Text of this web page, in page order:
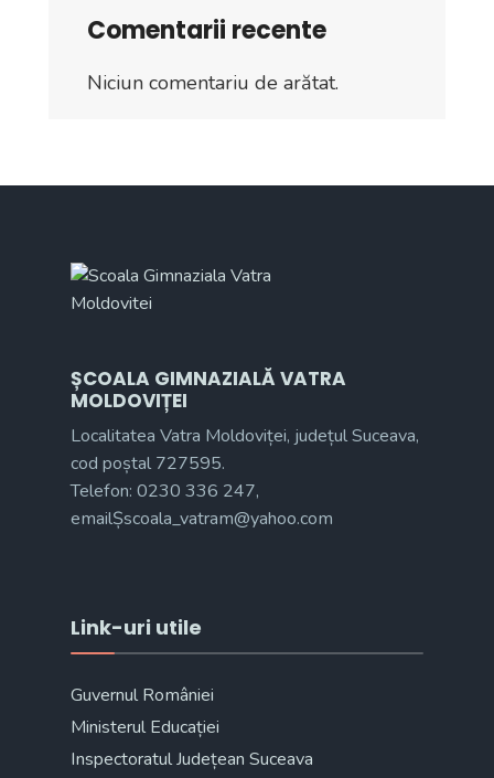
Comentarii recente
Niciun comentariu de arătat.
ȘCOALA GIMNAZIALĂ VATRA
MOLDOVIȚEI
Localitatea Vatra Moldoviței, județul Suceava,
cod poștal 727595.
Telefon: 0230 336 247,
emailȘscoala_vatram@yahoo.com
Link-uri utile
Guvernul României
Ministerul Educației
Inspectoratul Județean Suceava